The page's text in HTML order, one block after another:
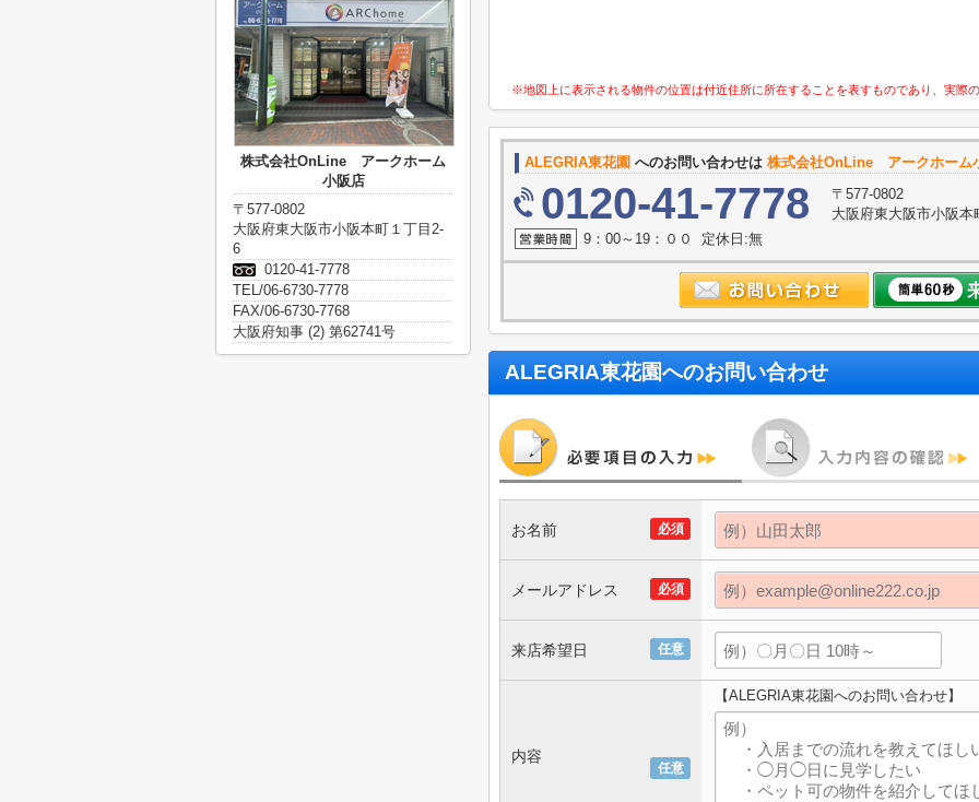
※地図上に表示される物件の位置は付近住所に所在することを表すものであり、実際
ALEGRIA東花園 へのお問い合わせは 株式会社OnLine アークホーム
0120-41-7778
〒577-0802
大阪府東大阪市小阪
9：00～19：００ 定休日:無
ALEGRIA東花園へのお問い合わせ
必須
お名前
必須
メールアドレス
任意
来店希望日
任意
内容
【ALEGRIA東花園へのお問い合わせ】
株式会社OnLine アークホーム
小阪店
〒577-0802
大阪府東大阪市小阪本町１丁目2-
6
0120-41-7778
TEL/06-6730-7778
FAX/06-6730-7768
大阪府知事 (2) 第62741号